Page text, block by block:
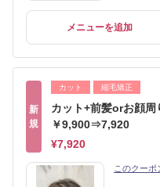
メニューを追加
新
規
カット 縮毛矯正
カット+前髪orお顔
￥9,900⇒7,920
¥7,920
このクーポ